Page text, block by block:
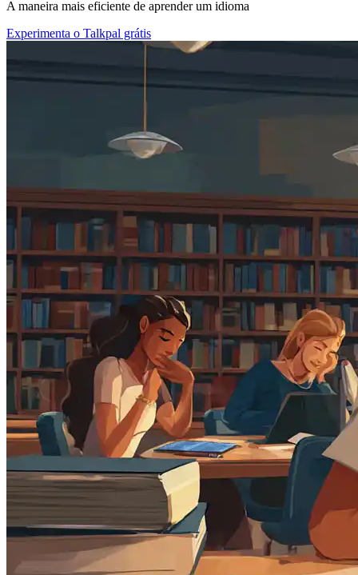
A maneira mais eficiente de aprender um idioma
Experimenta o Talkpal grátis